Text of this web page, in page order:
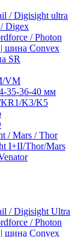
/ Digisight ultra
Digex
/ Photon
шина Convex
SR
VM
35-36-40 мм
K3/K5
/ Mars / Thor
I+II/Thor/Mars
/ Digisight Ultra
/ Photon
шина Convex